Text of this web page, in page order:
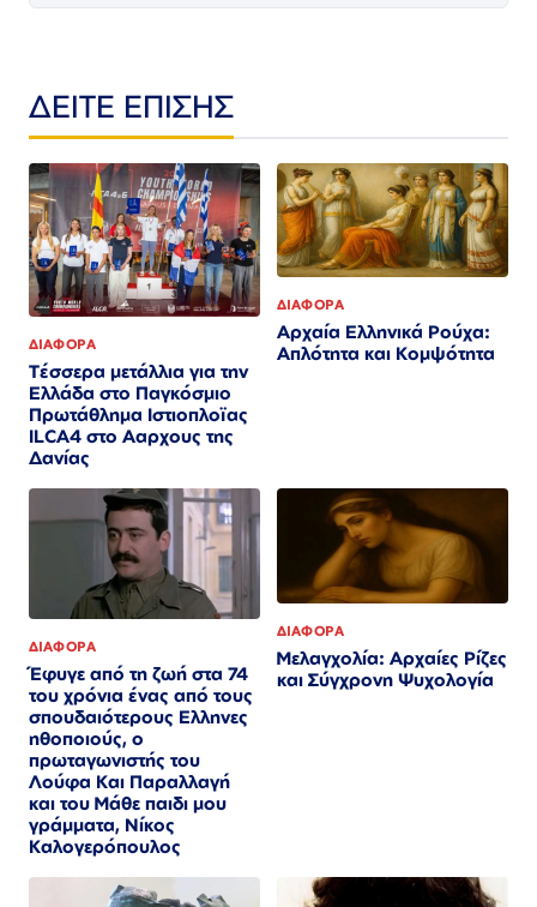
ΔΕΙΤΕ ΕΠΙΣΗΣ
ΔΙΑΦΟΡΑ
Τέσσερα μετάλλια για την
Ελλάδα στο Παγκόσμιο
Πρωτάθλημα Ιστιοπλοϊας
ILCA4 στο Ααρχους της
Δανίας
ΔΙΑΦΟΡΑ
Αρχαία Ελληνικά Ρούχα:
Απλότητα και Κομψότητα
ΔΙΑΦΟΡΑ
Έφυγε από τη ζωή στα 74
του χρόνια ένας από τους
σπουδαιότερους Ελληνες
ηθοποιούς, ο
πρωταγωνιστής του
Λούφα Και Παραλλαγή
και του Μάθε παιδι μου
γράμματα, Νίκος
Καλογερόπουλος
ΔΙΑΦΟΡΑ
Μελαγχολία: Αρχαίες Ρίζες
και Σύγχρονη Ψυχολογία